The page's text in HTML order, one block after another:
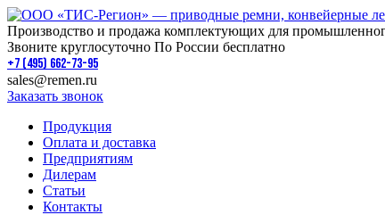
Производство и продажа комплектующих для
Звоните круглосуточно По России бесплатно
+7 (495) 662-73-95
sales@remen.ru
Заказать звонок
Продукция
Оплата и доставка
Предприятиям
Дилерам
Статьи
Контакты